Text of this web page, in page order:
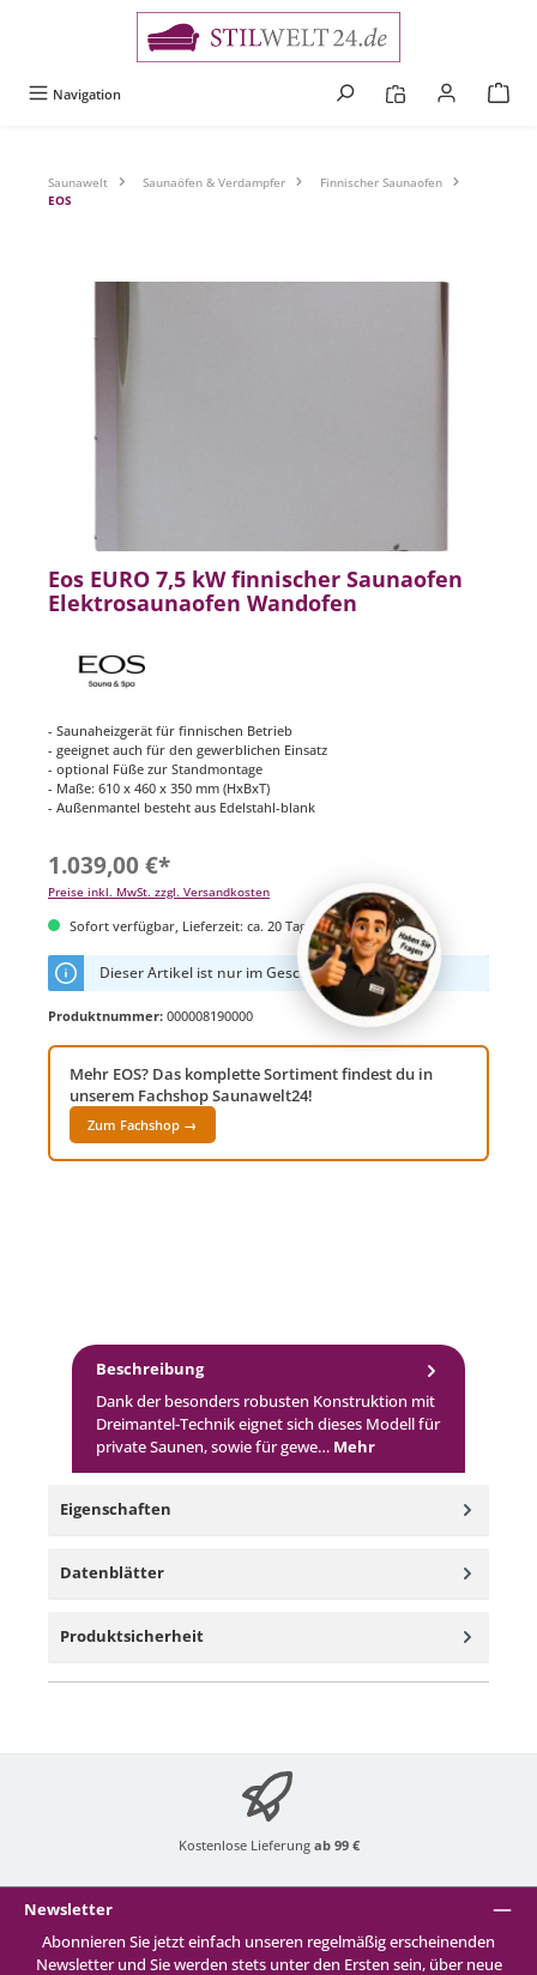
Navigation
Saunawelt Saunaöfen & Verdampfer
Finnischer Saunaofen
EOS
Eos EURO 7,5 kW finnischer Saunaofen
Elektrosaunaofen Wandofen
- Saunaheizgerät für finnischen Betrieb
- geeignet auch für den gewerblichen Einsatz
- optional Füße zur Standmontage
- Maße: 610 x 460 x 350 mm (HxBxT)
- Außenmantel besteht aus Edelstahl-blank
1.039,00 €*
Preise inkl. MwSt. zzgl. Versandkosten
Sofort verfügbar, Lieferzeit: ca. 20 Tage
Dieser Artikel ist nur im Geschäft erhältlich
Produktnummer: 000008190000
Mehr EOS? Das komplette Sortiment findest du in
unserem Fachshop Saunawelt24!
Zum Fachshop →
Beschreibung
Dank der besonders robusten Konstruktion mit
Dreimantel-Technik eignet sich dieses Modell für
private Saunen, sowie für gewe… Mehr
Eigenschaften
Datenblätter
Produktsicherheit
Kostenlose Lieferung ab 99 €
Newsletter
Abonnieren Sie jetzt einfach unseren regelmäßig erscheinenden
Newsletter und Sie werden stets unter den Ersten sein, über neue